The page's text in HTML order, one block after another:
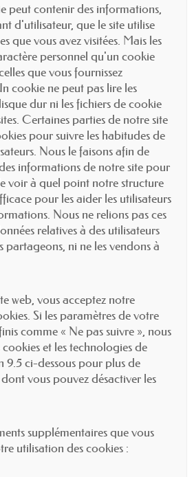
peut contenir des informations,
d'utilisateur, que le site utilise
que vous avez visitées. Mais les
personnel qu'un cookie
que vous fournissez
cookie ne peut pas lire les
dur ni les fichiers de cookie
Certaines parties de notre site
pour suivre les habitudes de
Nous le faisons afin de
informations de notre site pour
voir à quel point notre structure
pour les aider les utilisateurs
Nous ne relions pas ces
relatives à des utilisateurs
partageons, ni ne les vendons à
web, vous acceptez notre
Si les paramètres de votre
comme « Ne pas suivre », nous
et les technologies de
9.5 ci-dessous pour plus de
vous pouvez désactiver les
supplémentaires que vous
utilisation des cookies :